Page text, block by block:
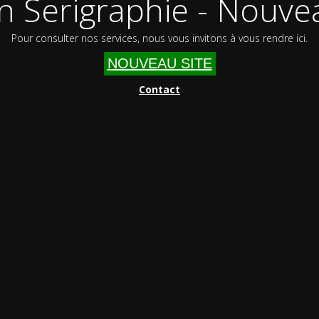
Serigraphie -
Pour consulter nos services, nous vous invitons à vous rendre ici.
NOUVEAU SITE
Contact